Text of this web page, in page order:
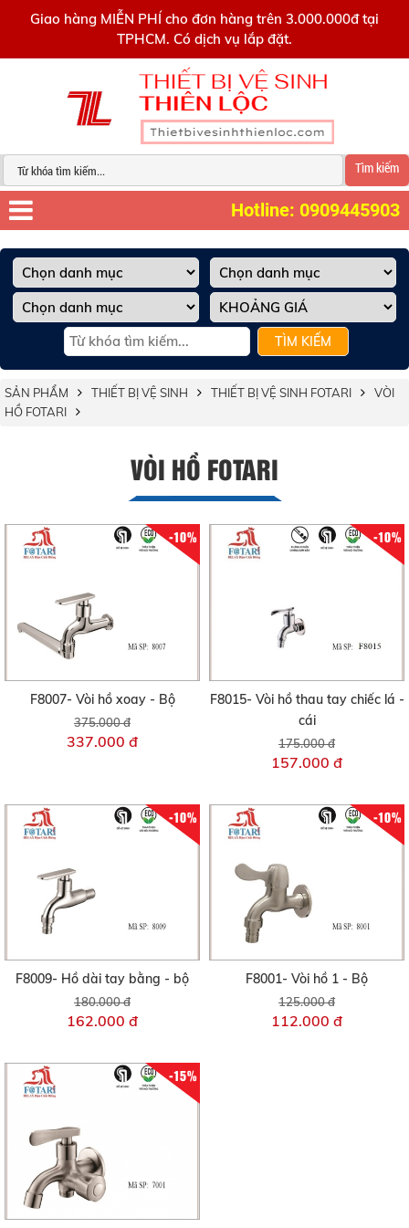
Giao hàng MIỄN PHÍ cho đơn hàng trên 3.000.000đ tại
TPHCM. Có dịch vụ lắp đặt.
Tìm kiếm
Hotline: 0909445903
TÌM KIẾM
SẢN PHẨM THIẾT BỊ VỆ SINH THIẾT BỊ VỆ SINH FOTARI
VÒI
HỒ FOTARI
VÒI HỒ FOTARI
-10%
F8007- Vòi hồ xoay - Bộ
375.000 đ
337.000 đ
-10%
F8015- Vòi hồ thau tay chiếc lá -
cái
175.000 đ
157.000 đ
-10%
F8009- Hồ dài tay bằng - bộ
180.000 đ
162.000 đ
-10%
F8001- Vòi hồ 1 - Bộ
125.000 đ
112.000 đ
-15%
0909445903